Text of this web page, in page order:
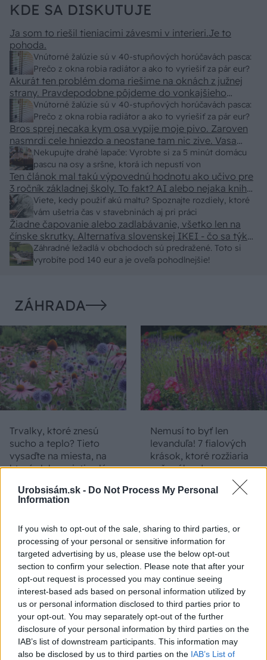
Urobsisám.sk - Do Not Process My Personal
Information
If you wish to opt-out of the sale, sharing to third parties, or
processing of your personal or sensitive information for
targeted advertising by us, please use the below opt-out
section to confirm your selection. Please note that after your
opt-out request is processed you may continue seeing
interest-based ads based on personal information utilized by
us or personal information disclosed to third parties prior to
your opt-out. You may separately opt-out of the further
disclosure of your personal information by third parties on the
IAB’s list of downstream participants. This information may
also be disclosed by us to third parties on the IAB’s List of
KDE SA DISKUTUJE
Vnútorné žalúzie sú v 40-stupňových horúčavách pasca:
Prečo z okna robia radiátor a ako to vyriešiť za pár eur?
Ja som to riešil tieniacimi závesmi v interieri.Je to
pohoda.
Vnútorné žalúzie sú v 40-stupňových horúčavách pasca:
Prečo z okna robia radiátor a ako to vyriešiť za pár eur?
Akurát ten problém doma riešime na oknách z južnej
strany. Pravdepodobne pôjdeme do vonkajšieho
tienenia na spôsob markízy 250x150cm. Čínsky
predajcovia idú okolo 100 eur kus.
Nekupujte drahé lapače: Vyrobte si za 5 minút domácu
pascu na osy a sršne, ktorá ich nepustí von
Bros sprej necaka kym osa vypije moje pivo. Zaroven
nasmrdi cele hniezdo a neostane tam nic zive. Vasa
pasca naucinke moc efektivne. Skor pritiahne slimaky
Viete, kedy použiť akú maltu? Spoznajte rozdiely, ktoré
vám ušetria čas v stavebninách aj pri práci
Ten článok mal takú výpovednú hodnotu ako učivo pre
3 ročník základnej školy. To fakt? AI alebo nejaka kniha
z VŠ? Dnešné rychlotvrdnuce malty - pevnosť 40 Mpa a
doba schnutia tak 15 minut , k tomu vodotesné s
kryštálikou. A rozdiel - schnutie a zretie. Nič?
Záhradné ležadlá v obchodoch sú predražené. Toto si
vyrobíte pod 140 eur a je oveľa pohodlnejšie!
Žiadne čapovanie alebo zadlabávanie, všetko len na
čínske skrutky. Alternatíva slovenskej IKEI - čo sa týka
pevnosti. Autor si nedal veľa námahy s remeselným
spracovaním, škoda. No lepšie než ten odpad z DTD
ZÁHRADA
Trvalky, ktoré znesú
sucho a teplo? Tieto
vysaďte na miesta, na
ktoré slnko svieti celý
Nemusí to byť len
levanduľa! 7 fialových
krások, ktoré rozžiaria
vašu záhradu
Môže aspirín zachrániť
ochabnuté izbové
rastliny? Pravda vás
možno prekvapí
Júlový reštart uhoriek
nakladačiek: Ako ich
podporiť k druhej vlne
kvitnutia?